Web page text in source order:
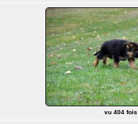
vu 404 fois